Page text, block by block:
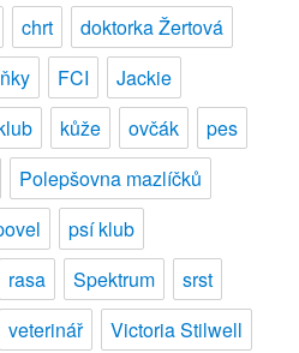
chrt
doktorka Žertová
FCI
Jackie
kůže ovčák
pes
Polepšovna mazlíčků
psí klub
rasa Spektrum
srst
veterinář
Victoria Stilwell